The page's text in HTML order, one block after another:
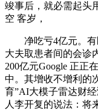
竣事后，就必需起头
空 客岁，
净吃亏4亿元。有
大夫取患者间的会诊
200亿元Google 正正
中。其增收不增利的
育”AI大模子雷达财
人李开复的说法：将